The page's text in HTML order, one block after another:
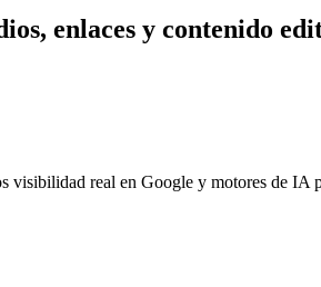
enlaces y contenido
real en Google y motores de IA